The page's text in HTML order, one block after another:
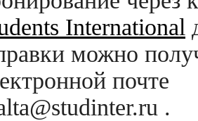
International
можно
почте
.